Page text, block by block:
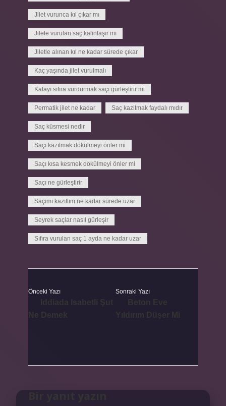
Jilet vurunca kıl çıkar mı
Jilete vurulan saç kalınlaşır mı
Jiletle alınan kıl ne kadar sürede çıkar
Kaç yaşında jilet vurulmalı
Kafayı sıfıra vurdurmak saçı gürleştirir mi
Permatik jilet ne kadar Saç kazitmak faydalı mıdır
Saç küsmesi nedir
Saçı kazıtmak dökülmeyi önler mi
Saçı kısa kesmek dökülmeyi önler mi
Saçı ne gürleştirir
Saçımı kazıttım ne kadar sürede uzar
Seyrek saçlar nasıl gürleşir
Sıfıra vurulan saç 1 ayda ne kadar uzar
Önceki Yazı Sonraki Yazı